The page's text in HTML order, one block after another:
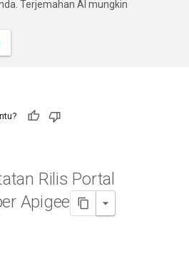
Terjemahan AI mungkin
Rilis Portal
Apigee